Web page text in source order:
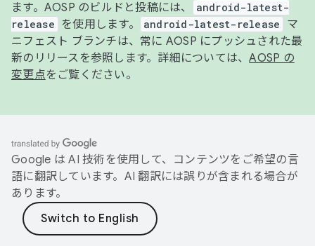
ます。AOSP のビルドと投稿には、
android-latest-
release
を使用します。 android-latest-release
マ
ニフェスト ブランチは、常に AOSP にプッシュされた最
新のリリースを参照します。詳細については、AOSP の
変更点をご覧ください。
Google は AI 技術を使用して、コンテンツをご希望の言
語に翻訳しています。AI 翻訳には誤りが含まれる場合が
あります。